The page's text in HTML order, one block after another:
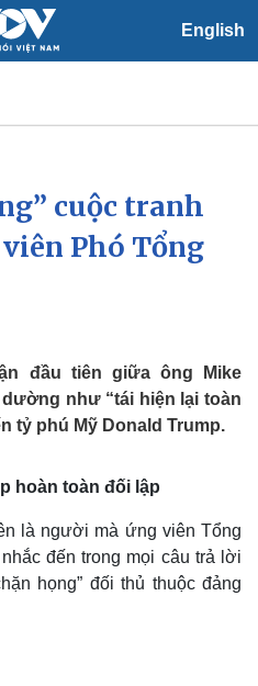
English
Xã hội
Tin 24h
Dự báo thời tiết
cuộc tranh
Phó Tổng
đầu tiên giữa ông Mike
như “tái hiện lại toàn
tỷ phú Mỹ Donald Trump.
hoàn toàn đối lập
là người mà ứng viên Tổng
đến trong mọi câu trả lời
họng” đối thủ thuộc đảng